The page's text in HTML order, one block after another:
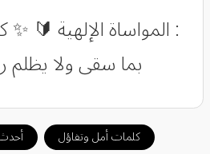
: المواساة الإلهية
بما سقى ولا يظلم
كلمات أمل وتفاؤل